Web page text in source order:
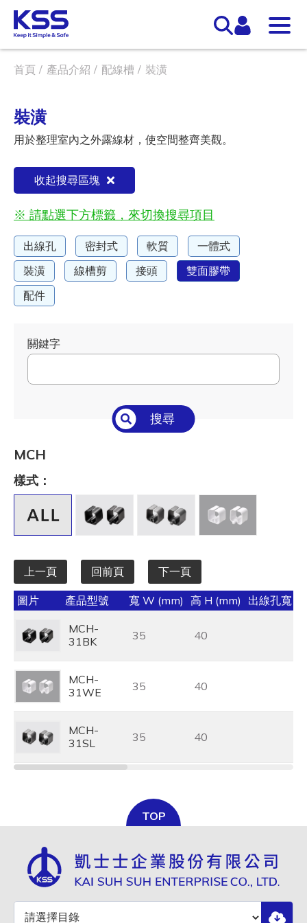
首頁 產品介紹 配線槽 裝潢
裝潢
用於整理室內之外露線材，使空間整齊美觀。
收起搜尋區塊
※ 請點選下方標籤，來切換搜尋項目
出線孔 密封式 軟質
一體式
裝潢
線槽剪 接頭
雙面膠帶
配件
關鍵字
搜尋
MCH
樣式：
上一頁 回前頁 下一頁
圖片 產品型號 寬 W (mm) 高 H (mm) 出線孔寬 S
MCH-
31BK
35 40
MCH-
31WE
35 40
MCH-
31SL
35 40
TOP